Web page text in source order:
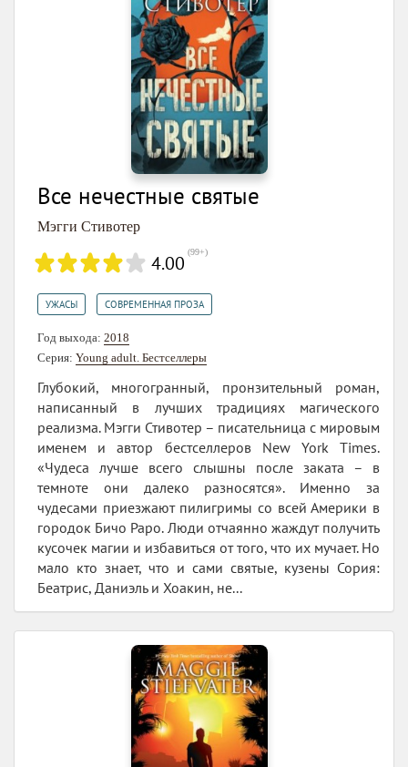
Все нечестные святые
Мэгги Стивотер
4.00 (99+)
УЖАСЫ СОВРЕМЕННАЯ ПРОЗА
Год выхода: 2018
Серия: Young adult. Бестселлеры
Глубокий, многогранный, пронзительный роман,
написанный в лучших традициях магического
реализма. Мэгги Стивотер – писательница с мировым
именем и автор бестселлеров New York Times.
«Чудеса лучше всего слышны после заката – в
темноте они далеко разносятся». Именно за
чудесами приезжают пилигримы со всей Америки в
городок Бичо Раро. Люди отчаянно жаждут получить
кусочек магии и избавиться от того, что их мучает. Но
мало кто знает, что и сами святые, кузены Сория:
Беатрис, Даниэль и Хоакин, не...